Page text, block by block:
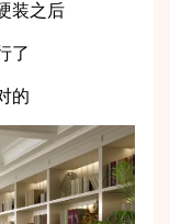
装之后
了
的